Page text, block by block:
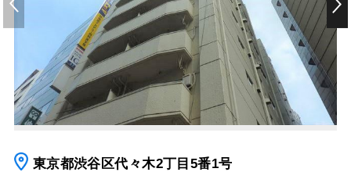
東京都渋谷区代々木2丁目5番1号